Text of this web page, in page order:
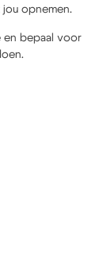
opnemen.
en bepaal voor